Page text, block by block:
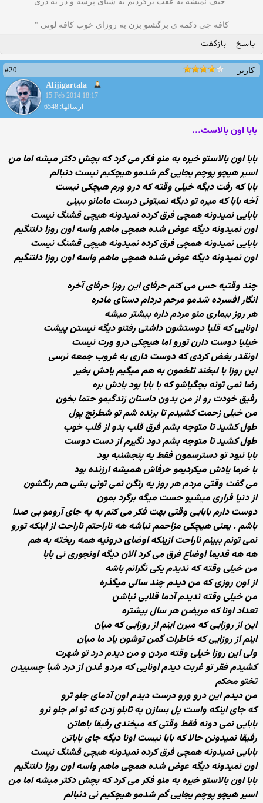
کافه چی دکمه ی برگشتو بزن به روزای خوب کافه لوتی "
پاسخ بازگفت
کاربر
#20
Alijigartala
15 Feb 2014 18:17
ارسالها: 6548
بابا اون بالاست...
بابا اون بالاستو خیره به منو فکر می کرد که بچش دکتر میشه اما من
اسیر هیچو پوچم یجایی گم شدمو هیچکیم نیست دنبالم
بابا که رفت دیگه خیلی وقته که درو ورم هیچکی نیست
آخه بابا که میره تو دیگه نمیتونی درست مامانو ببینی
بابایی نمیدونه همچی فرق کرده نمیدونه هیچی قشنگ نیست
اون نمیدونه دیگه عوض شده همچی ماهم واسه اون روزا دلتنگیم
بابایی نمیدونه همچی فرق کرده نمیدونه هیچی قشنگ نیست
اون نمیدونه دیگه عوض شده همچی ماهم واسه اون روزا دلتنگیم
چند وقتیه حس می کنم حرفای این روزا حرفای آخره
انگار افسرده شدمو مرحم دردام دستای مادره
هر روز بیماری منو مردم داره بیشتر میشه
اونایی که قلبا دوستشون داشتی رفتنو دیگه نیستن پیشت
خیلیا دوست دارن تورو اما هیچکی درو ورت نیست
اونقدر بغض کردی که دوست داری به غروب جمعه نرسی
این روزا با لبخند تلخمون به هم میگیم یادش بخیر
رضا نمی تونه بچگیاشو که با بابا بود یادش بره
رفیق خودت رو از من بدون داستان زندگیمو حتما بخون
من خیلی زحمت کشیدم تا برنده شم تو شطرنج پول
طول کشید تا متوجه بشم فرق قلب بدو از قلب خوب
طول کشید تا متوجه بشم دود نگیرم از دست دوست
بابا نبود تو دسترسمون فقط یه پنجشنبه بود
با خرما یادش میکردیمو حرفاش همیشه ارزنده بود
می گفت وقتی مردم هر روز یه رنگن نمی تونی بشی هم رنگشون
از دنیا فراری میشیو حست میگه برگرد بمون
دوست دارم بابایی وقتی بهت فکر می کنم به یه جای آرومو بی صدا
باشم . یعنی هیچکی مزاحمم نباشه هه ناراحتم ناراحت از اینکه تورو
نمی تونم ببینم ناراحت ازینکه اوضای درونیه همه ریخته به هم
هه هه قدیما اوضاع فرق می کرد الان دیگه اونجوری نی بابا
من خیلی وقته که ندیدم یکی نگرانم باشه
از اون روزی که من دیدم چند سالی میگذره
من خیلی وقته ندیدم آدما قلابی نباشن
تعداد اونا که مریضن هر سال بیشتره
این از روزایی که میرن اینم از روزایی که میان
اینم از روزایی که خاطرات گمن توشون یاد ما میان
ولی این روزا خیلی وقته مردن و من دیدم درد تو شهرت
کشیدم فقر تو غربت دیدم اونایی که مردو غدن از درد شبا چسبیدن
تختو محکم
من دیدم این درو ورو درست دیدم اون آدمای جلو ترو
که جای اینکه واست پل بسازن یه تابلو زدن که تو ام جلو نرو
بابایی نمی دونه فقط وقتی که میخندی رفیقا باهاتن
رفیقا نمیدونن حالا که بابا نیست اونا دیگه جای باباتن
بابایی نمیدونه همچی فرق کرده نمیدونه هیچی قشنگ نیست
اون نمیدونه دیگه عوض شده همچی ماهم واسه اون روزا دلتنگیم
بابا اون بالاستو خیره به منو فکر می کرد که بچش دکتر میشه اما من
اسیر هیچو پوچم یجایی گم شدمو هیچکیم نی دنبالم